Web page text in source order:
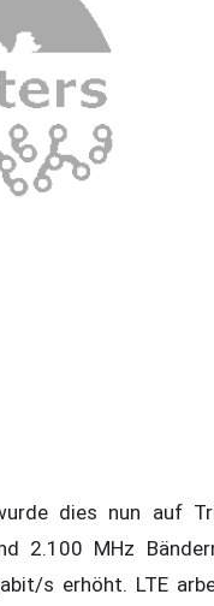
dies nun auf
2.100 MHz
s erhöht. LTE